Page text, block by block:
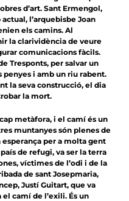
d’art. Sant Ermengol,
l’arquebisbe Joan
els camins. Al
la clarividència de veure
comunicacions fàcils.
Tresponts, per salvar un
i amb un riu rabent.
la seva construcció, el dia
la mort.
metàfora, i el camí és un
muntanyes són plenes de
esperança per a molta gent
de refugi, va ser la terra
víctimes de l’odi i de la
de sant Josepmaria,
Justí Guitart, que va
camí de l’exili. És un